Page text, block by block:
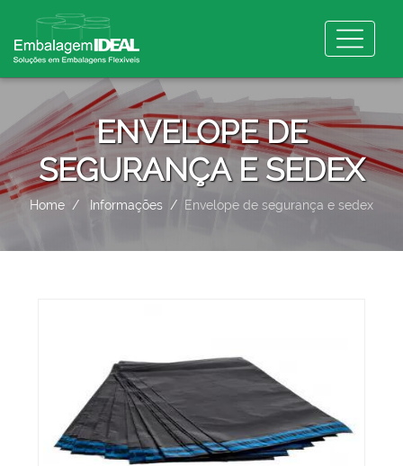
ENVELOPE DE
SEGURANÇA E SEDEX
Home Informações Envelope de segurança e sedex